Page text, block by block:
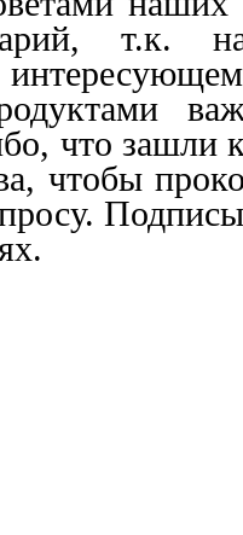
т.к.
что зашли
чтобы